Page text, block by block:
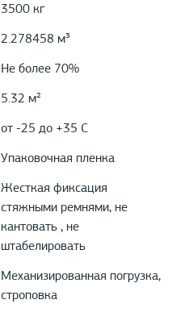
3500 кг
2.278458 м³
Не более 70%
5.32 м²
от -25 до +35 С
Упаковочная пленка
Жесткая фиксация
стяжными ремнями, не
кантовать , не
штабелировать
Механизированная погрузка,
строповка